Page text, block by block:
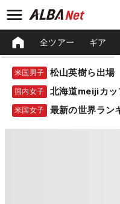
全ツアー ギア
米国男子
国内女子 北海道meijiカ
米国女子 最新の世界ラン